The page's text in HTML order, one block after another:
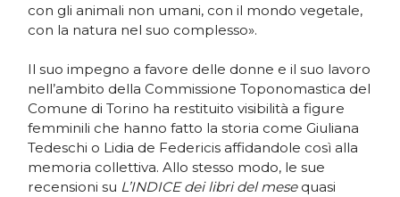
con gli animali non umani, con il mondo vegetale,
con la natura nel suo complesso».
Il suo impegno a favore delle donne e il suo lavoro
nell’ambito della Commissione Toponomastica del
Comune di Torino ha restituito visibilità a figure
femminili che hanno fatto la storia come Giuliana
Tedeschi o Lidia de Federicis affidandole così alla
memoria collettiva. Allo stesso modo, le sue
recensioni su L’INDICE dei libri del mesequasi